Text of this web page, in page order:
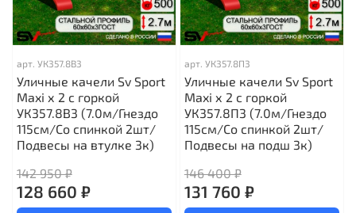
арт. УК357.8В3
Уличные качели Sv Sport
Maxi х 2 с горкой
УК357.8В3 (7.0м/Гнездо
115см/Со спинкой 2шт/
Подвесы на втулке 3к)
142 950 ₽
128 660 ₽
арт. УК357.8П3
Уличные качели Sv Sport
Maxi х 2 с горкой
УК357.8П3 (7.0м/Гнездо
115см/Со спинкой 2шт/
Подвесы на подш 3к)
146 400 ₽
131 760 ₽